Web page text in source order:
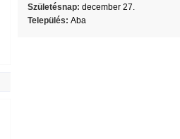
Születésnap: december 27.
Település: Aba